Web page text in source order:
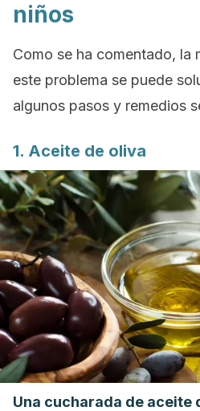
niños
Como se ha comentado, la
este problema se puede
algunos pasos y remedios
1. Aceite de oliva
Una cucharada de aceite